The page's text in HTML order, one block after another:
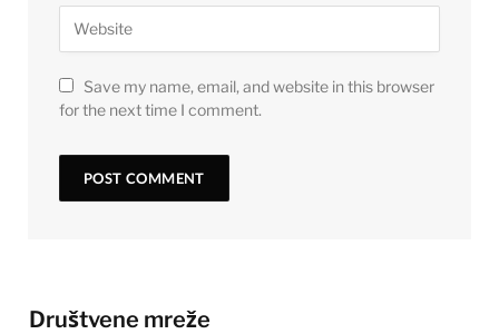
Save my name, email, and website in this browser
for the next time I comment.
Društvene mreže